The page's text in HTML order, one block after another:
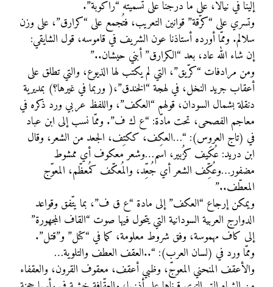
إلينا في نيالا، على ما درجنا على تسميته “راكوبة”.
وتسري على “كرّقة” قوانين التعريب، فتُجمع على “كرارق”، على وزن
سلالم. وممّا أورده أستاذنا عون الشريف في قاموسه، قول الشايقي:
إن شاء الله عاد، بعد “الكرارق” أبني حيشان..”
ومن مرادفات “كرّيق”، التي لم يكتب لها الذيوع، والتي تطلق على
أعقاب جريد النخل، في لهجة “الخندق”،( وربما في غيرها؟) بمديرية
دنقلة بشمال السودان، قولهم “العكف”، واللفظ عربي ورد ذكره في
معاجم الفصحى، تحت مادّة: “ع ك ف”. وممّا نسب إلى ابن عباد
في (تاج العروس): “…العكِف، ككتِف، الجعد من الشعر، وقال
ابن دريد: عُكَيف كزُبير، اسم…وشعر معكوف أي ممشوط
مضفور…وعُكِّف الشعر أي جُعِّد، والمُعكّف كمُعظّم، المعوّج
المعطّف..”
ويمكن إرجاع “العكف” إلى مادة “ع ق ف”، بما يتّفق وقواعد
الدوارج العربية السودانية التي يتحول فيها صوت “القاف المجهورة”
إلى كاف مهموسة، وفق شروط معلومة، كما في “كتل” و”قتل”.
وممّا ورد في (لسان العرب): “..العقف العطف والتلوية…
والأعقف المنحني المعوجّ، وظبي أعقف، معقوف القرون، والعقفاء